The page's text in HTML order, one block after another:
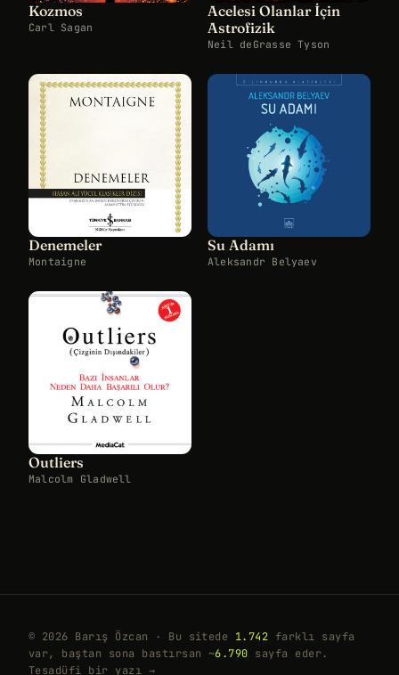
Kozmos
Carl Sagan
Acelesi Olanlar İçin
Astrofizik
Neil deGrasse Tyson
Denemeler
Montaigne
Su Adamı
Aleksandr Belyaev
Outliers
Malcolm Gladwell
© 2026 Barış Özcan · Bu sitede 1.742 farklı sayfa
var, baştan sona bastırsan ~6.790 sayfa eder.
Tesadüfi bir yazı →